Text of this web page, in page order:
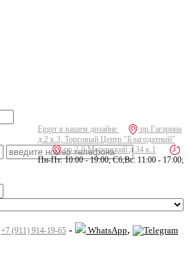
Egger в вашем дизайне
пр.Гагарина
д.2 к.3, Торговый Центр "Благодатный"
пр.2-й Муринский д.34 к.1
Пн-Пт: 10:00 - 19:00; Сб,Вс: 11:00 - 17:00;
+7 (911) 914-19-65 - WhatsApp,